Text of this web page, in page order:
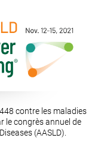
contre les maladies
le congrès annuel de
(AASLD).